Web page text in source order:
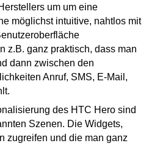
um um eine
möglichst intuitive, nahtlos mit
z.B. ganz praktisch, dass man
dann zwischen den
Anruf, SMS, E-Mail,
des HTC Hero sind
Szenen. Die Widgets,
zugreifen und die man ganz